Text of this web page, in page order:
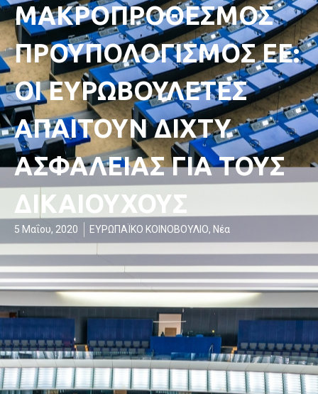
ΜΑΚΡΟΠΡΟΘΕΣΜΟΣ
ΠΡΟΥΠΟΛΟΓΙΣΜΟΣ ΕΕ:
ΟΙ ΕΥΡΩΒΟΥΛΕΤΕΣ
ΑΠΑΙΤΟΥΝ ΔΙΧΤΥ
ΑΣΦΑΛΕΙΑΣ ΓΙΑ ΤΟΥΣ
ΔΙΚΑΙΟΥΧΟΥΣ
5 Μαΐου, 2020 ΕΥΡΩΠΑΪΚΟ ΚΟΙΝΟΒΟΥΛΙΟ, Νέα